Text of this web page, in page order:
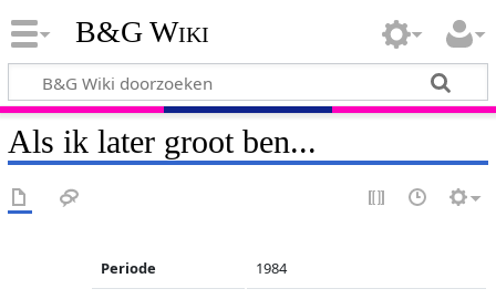
B&G Wiki
Als ik later groot ben...
Periode 1984